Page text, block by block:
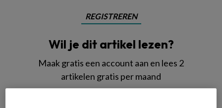
REGISTREREN
Wil je dit artikel lezen?
Maak gratis een account aan en lees 2
artikelen gratis per maand